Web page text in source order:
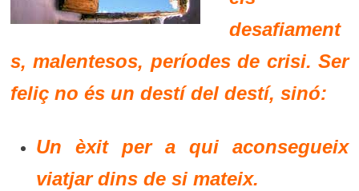
desafiament
s, malentesos, períodes de crisi. Ser
feliç no és un destí del destí, sinó:
Un èxit per a qui aconsegueix
viatjar dins de si mateix.